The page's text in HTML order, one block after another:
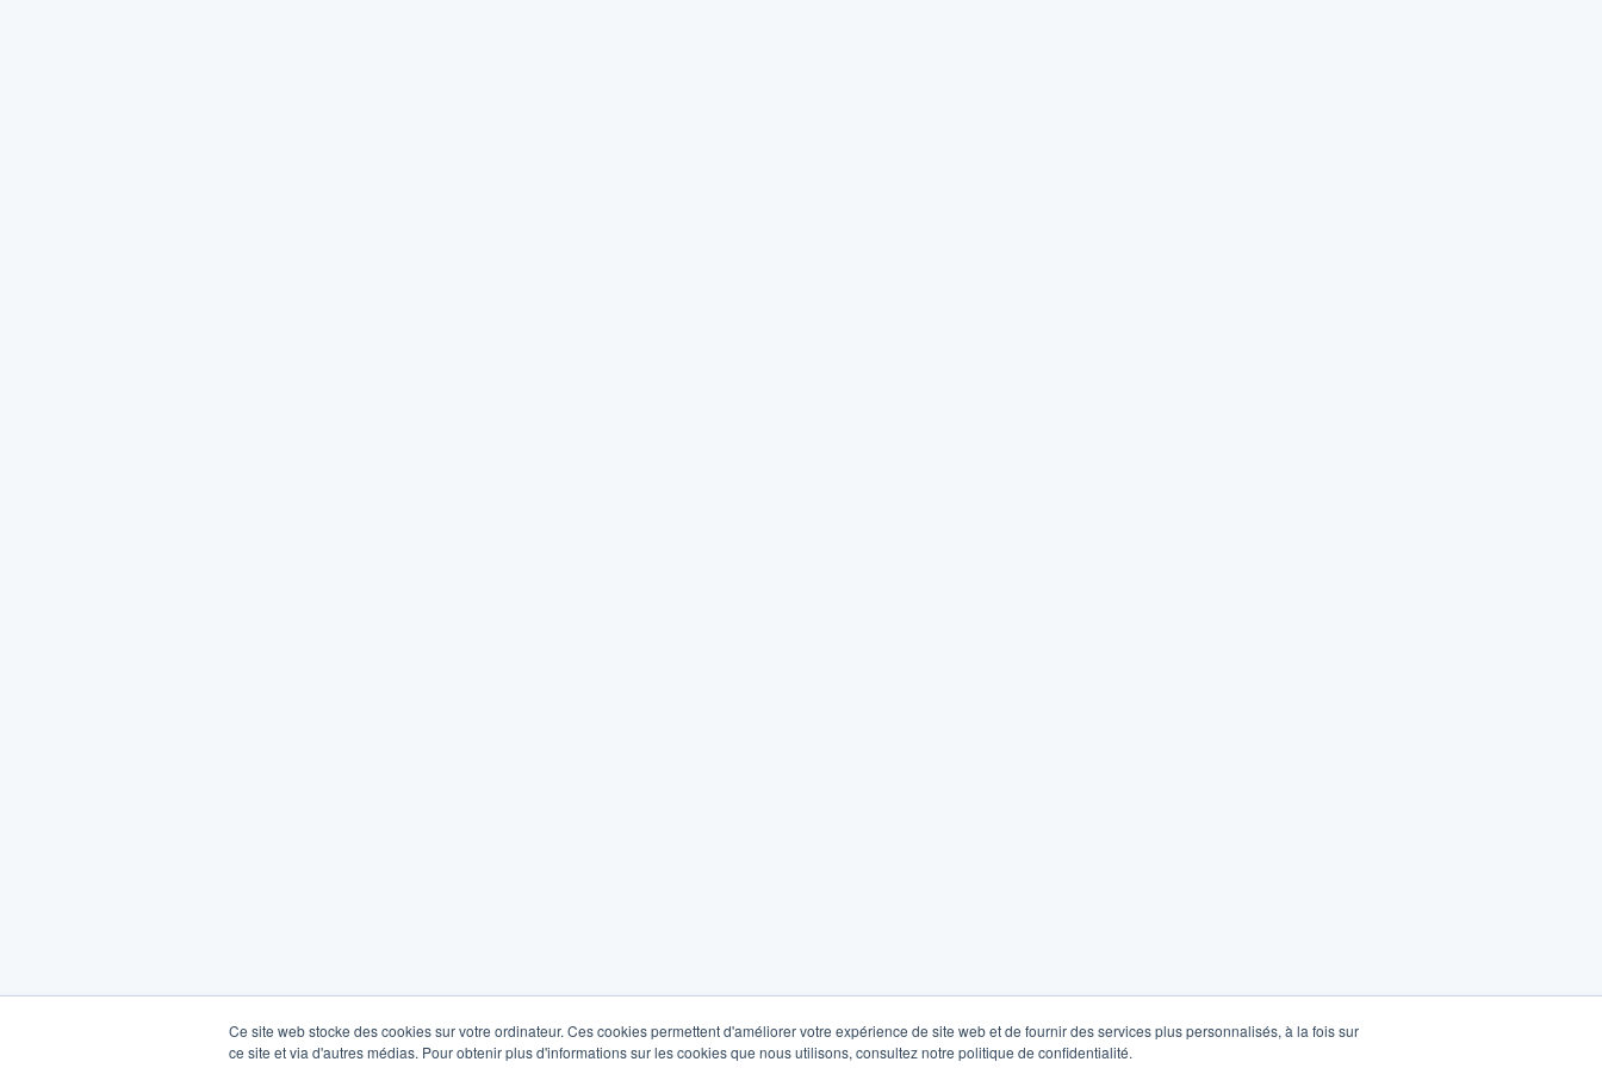
Ce site web stocke des cookies sur votre ordinateur. Ces cookies permettent d'améliorer votre expérience de site web et de fournir des services plus personnalisés, à la fois sur
ce site et via d'autres médias. Pour obtenir plus d'informations sur les cookies que nous utilisons, consultez notre politique de confidentialité.